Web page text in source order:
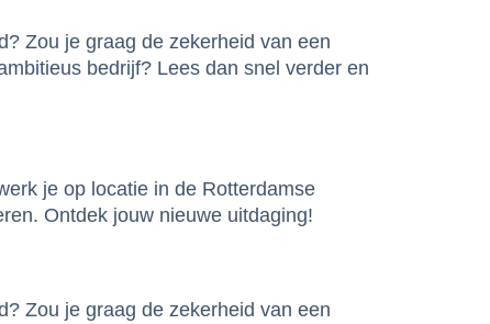
Zou je graag de zekerheid van een
bedrijf? Lees dan snel verder en
je op locatie in de Rotterdamse
Ontdek jouw nieuwe uitdaging!
Zou je graag de zekerheid van een